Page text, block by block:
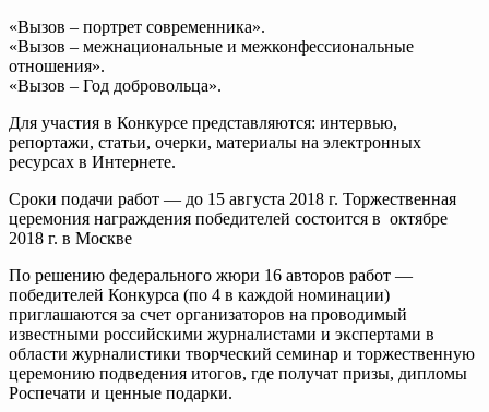
«Вызов – портрет современника».
«Вызов – межнациональные и межконфессиональные
отношения».
«Вызов – Год добровольца».
Для участия в Конкурсе представляются: интервью,
репортажи, статьи, очерки, материалы на электронных
ресурсах в Интернете.
Сроки подачи работ — до 15 августа 2018 г. Торжественная
церемония награждения победителей состоится в октябре
2018 г. в Москве
По решению федерального жюри 16 авторов работ —
победителей Конкурса (по 4 в каждой номинации)
приглашаются за счет организаторов на проводимый
известными российскими журналистами и экспертами в
области журналистики творческий семинар и торжественную
церемонию подведения итогов, где получат призы, дипломы
Роспечати и ценные подарки.